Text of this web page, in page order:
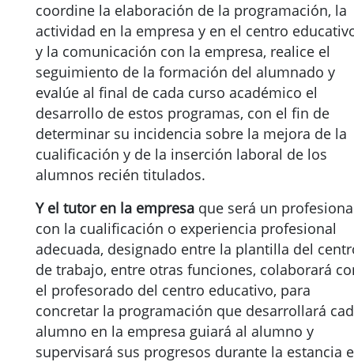
coordine la elaboración de la programación, la
actividad en la empresa y en el centro
y la comunicación con la empresa, realice el
seguimiento de la formación del alumnado y
evalúe al final de cada curso académico el
desarrollo de estos programas, con el fin de
determinar su incidencia sobre la mejora de la
cualificación y de la inserción laboral de los
alumnos recién titulados.
Y el tutor en la empresa que será un
con la cualificación o experiencia profesional
adecuada, designado entre la plantilla del
de trabajo, entre otras funciones, colaborará
el profesorado del centro educativo, para
concretar la programación que desarrollará
alumno en la empresa guiará al alumno y
supervisará sus progresos durante la estancia